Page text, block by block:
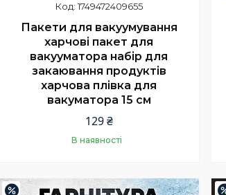
1749472409655
Пакети для вакуумування
харчові пакет для
вакууматора набір для
закаювання продуктів
харчова плівка для
вакуматора 15 см
129 ₴
В наявності
Купити
–10%